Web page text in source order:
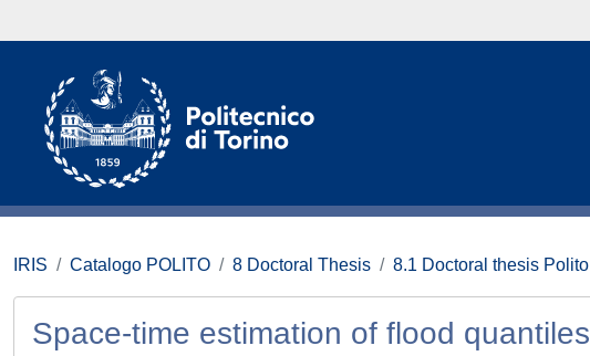
IRIS Catalogo POLITO 8 Doctoral Thesis 8.1 Doctoral thesis Polito
Space-time estimation of flood quantiles